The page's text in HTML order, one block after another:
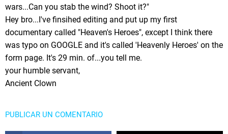
wars...Can you stab the wind? Shoot it?"
Hey bro...I've finsihed editing and put up my first
documentary called "Heaven's Heroes", except I think there
was typo on GOOGLE and it's called 'Heavenly Heroes' on the
form page. It's 29 min. of...you tell me.
your humble servant,
Ancient Clown
PUBLICAR UN COMENTARIO